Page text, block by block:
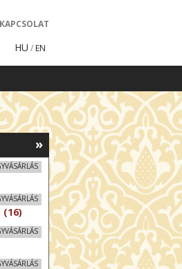
KAPCSOLAT
HU / EN
»
(16)